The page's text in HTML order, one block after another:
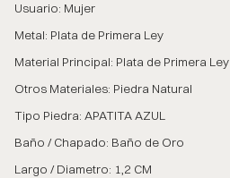
Usuario: Mujer
Metal: Plata de Primera Ley
Material Principal: Plata de Primera Ley
Otros Materiales: Piedra Natural
Tipo Piedra: APATITA AZUL
Baño / Chapado: Baño de Oro
Largo / Diametro: 1,2 CM